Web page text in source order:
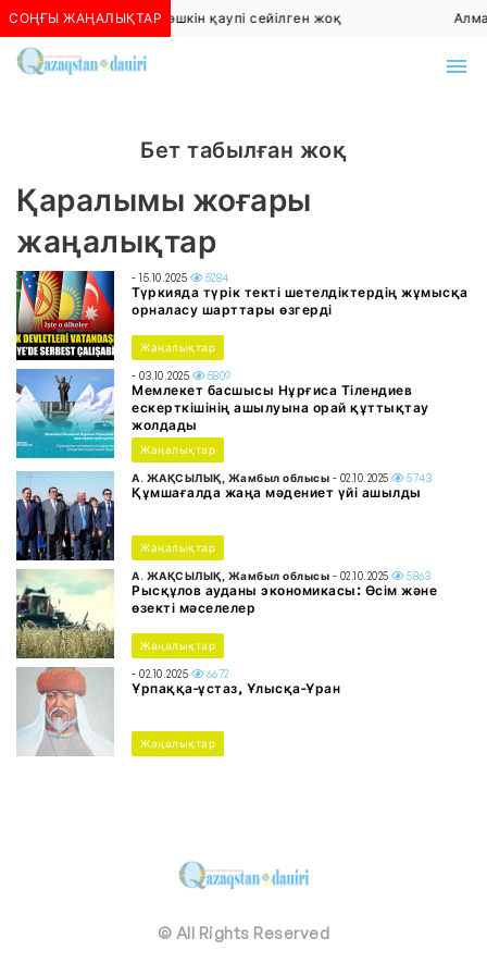
СОҢҒЫ ЖАҢАЛЫҚТАРАлматыда көшкін қаупі сейілген жоқ
Бет табылған жоқ
Қаралымы жоғары
жаңалықтар
- 15.10.2025 5284
Түркияда түрік текті шетелдіктердің жұмысқа
орналасу шарттары өзгерді
Жаңалықтар
- 03.10.2025 5809
Мемлекет басшысы Нұрғиса Тілендиев
ескерткішінің ашылуына орай құттықтау
жолдады
Жаңалықтар
А. ЖАҚСЫЛЫҚ, Жамбыл облысы - 02.10.2025 5743
Құмшағалда жаңа мәдениет үйі ашылды
Жаңалықтар
А. ЖАҚСЫЛЫҚ, Жамбыл облысы - 02.10.2025 5863
Рысқұлов ауданы экономикасы: Өсім және
өзекті мәселелер
Жаңалықтар
- 02.10.2025 6672
Ұрпаққа-ұстаз, Ұлысқа-Ұран
Жаңалықтар
© All Rights Reserved